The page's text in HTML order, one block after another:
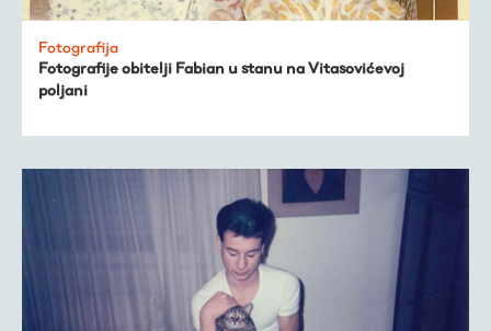
Fotografija
Fotografije obitelji Fabian u stanu na Vitasovićevoj
poljani